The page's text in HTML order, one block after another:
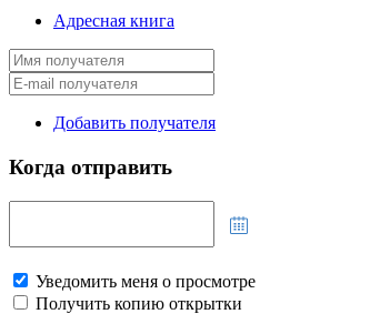
Адресная книга
Добавить получателя
Когда отправить
Уведомить меня о просмотре
Получить копию открытки